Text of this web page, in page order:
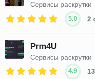
Сервисы раскрутки
5.0 2
Prm4U
Сервисы раскрутки
4.9